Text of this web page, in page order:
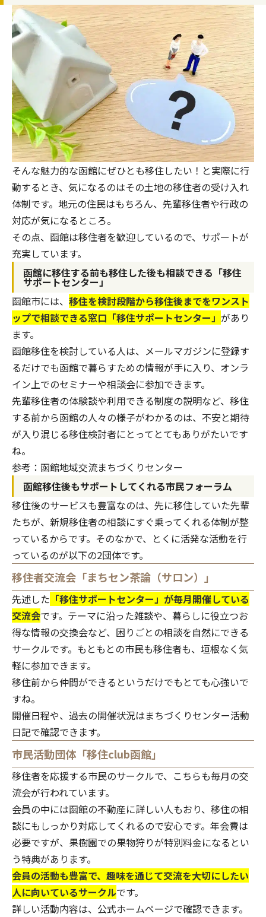
そんな魅力的な函館にぜひとも移住したい！と実際に行
動するとき、気になるのはその土地の移住者の受け入れ
体制です。地元の住民はもちろん、先輩移住者や行政の
対応が気になるところ。
その点、函館は移住者を歓迎しているので、サポートが
充実しています。
函館に移住する前も移住した後も相談できる「移住
サポートセンター」
函館市には、 移住を検討段階から移住後までをワンスト
ップで相談できる窓口「移住サポートセンター」 があり
ます。
函館移住を検討している人は、メールマガジンに登録す
るだけでも函館で暮らすための情報が手に入り、オンラ
イン上でのセミナーや相談会に参加できます。
先輩移住者の体験談や利用できる制度の説明など、移住
する前から函館の人々の様子がわかるのは、不安と期待
が入り混じる移住検討者にとってとてもありがたいです
ね。
参考： 函館地域交流まちづくりセンター
函館移住後もサポートしてくれる市民フォーラム
移住後のサービスも豊富なのは、先に移住していた先輩
たちが、新規移住者の相談にすぐ乗ってくれる体制が整
っているからです。そのなかで、とくに活発な活動を行
っているのが以下の2団体です。
移住者交流会「まちセン茶論（サロン）」
先述した 「移住サポートセンター」が毎月開催している
交流会です。テーマに沿った雑談や、暮らしに役立つお
得な情報の交換会など、困りごとの相談を自然にできる
サークルです。もともとの市民も移住者も、垣根なく気
軽に参加できます。
移住前から仲間ができるというだけでもとても心強いで
すね。
開催日程や、過去の開催状況はまちづくりセンター活動
日記で確認できます。
市民活動団体「移住club函館」
移住者を応援する市民のサークルで、こちらも毎月の交
流会が行われています。
会員の中には函館の不動産に詳しい人もおり、移住の相
談にもしっかり対応してくれるので安心です。年会費は
必要ですが、果樹園での果物狩りが特別料金になるとい
う特典があります。
会員の活動も豊富で、趣味を通じて交流を大切にしたい
人に向いているサークルです。
詳しい活動内容は、 公式ホームページで確認できます。